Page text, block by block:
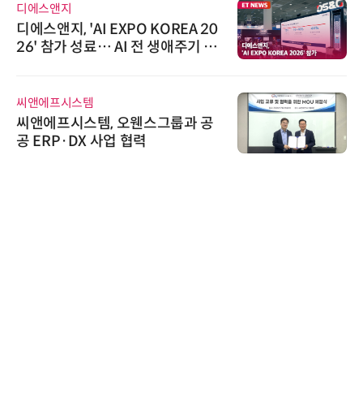
디에스앤지
디에스앤지, 'AI EXPO KOREA 20
26' 참가 성료… AI 전 생애주기 아
씨앤에프시스템
씨앤에프시스템, 오웬스그룹과 공
공 ERP·DX 사업 협력